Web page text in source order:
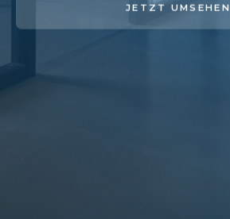
JETZT UMSEHEN